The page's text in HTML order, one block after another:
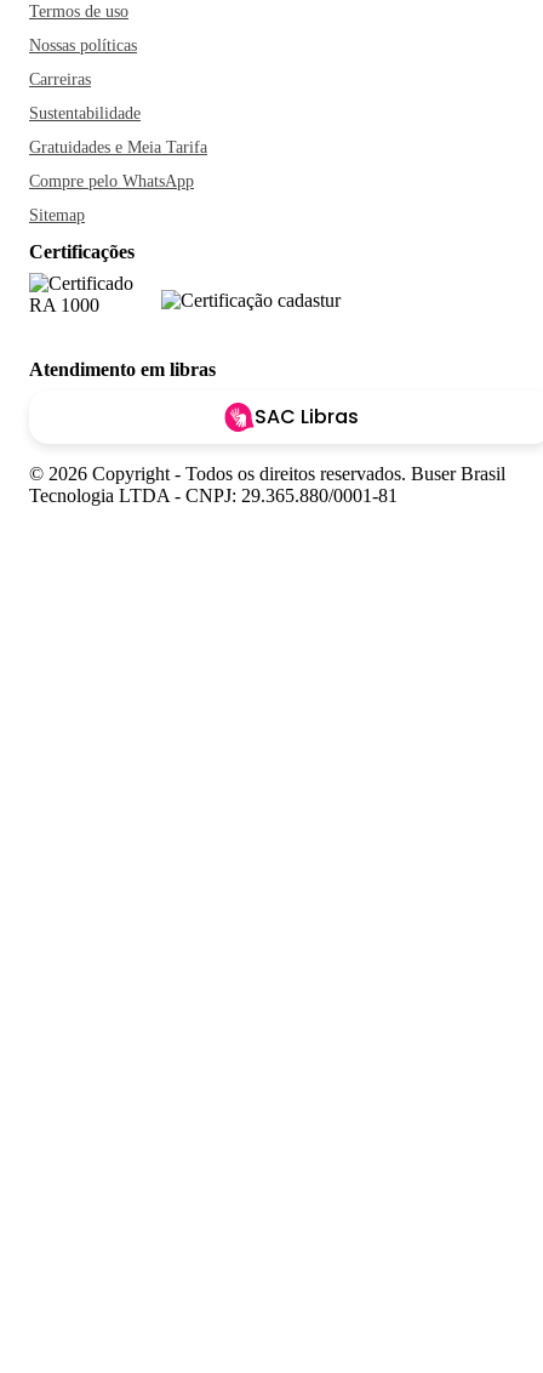
Termos de uso
Nossas políticas
Carreiras
Sustentabilidade
Gratuidades e Meia Tarifa
Compre pelo WhatsApp
Sitemap
Certificações
Atendimento em libras
SAC Libras
© 2026 Copyright - Todos os direitos reservados. Buser Brasil
Tecnologia LTDA - CNPJ: 29.365.880/0001-81